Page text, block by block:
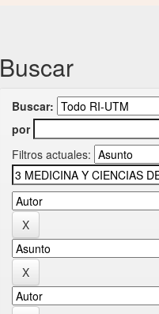
Buscar
Buscar:
por
Filtros actuales: